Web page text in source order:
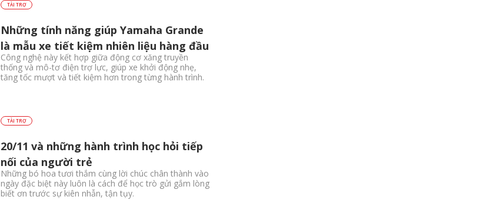
TÀI TRỢ
Những tính năng giúp Yamaha Grande
là mẫu xe tiết kiệm nhiên liệu hàng đầu
Công nghệ này kết hợp giữa động cơ xăng truyền
thống và mô-tơ điện trợ lực, giúp xe khởi động nhẹ,
tăng tốc mượt và tiết kiệm hơn trong từng hành trình.
TÀI TRỢ
20/11 và những hành trình học hỏi tiếp
nối của người trẻ
Những bó hoa tươi thắm cùng lời chúc chân thành vào
ngày đặc biệt này luôn là cách để học trò gửi gắm lòng
biết ơn trước sự kiên nhẫn, tận tụy.